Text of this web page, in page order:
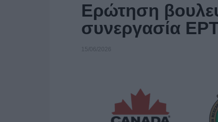
Ερώτηση
συνεργασία
15/06/2026